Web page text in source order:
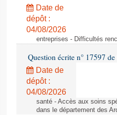
Date de
dépôt :
04/08/2026
entreprises - Difficultés
Question écrite n° 17597
Date de
dépôt :
04/08/2026
santé - Accès aux soins
dans le département des